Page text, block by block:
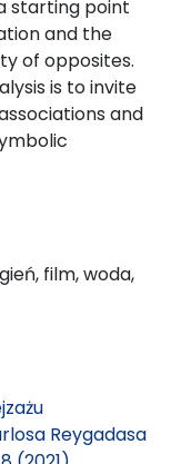
starting point
and the
of opposites.
is to invite
and
film, woda,
Reygadasa